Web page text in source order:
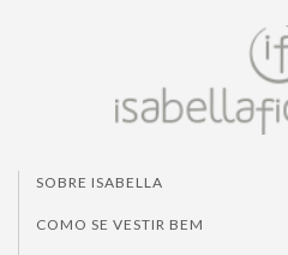
SOBRE ISABELLA
COMO SE VESTIR BEM